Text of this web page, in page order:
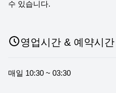
수 있습니다.
영업시간 & 예약시간
매일 10:30 ~ 03:30